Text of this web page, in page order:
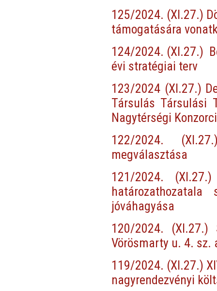
125/2024. (XI.27.)
támogatására
124/2024. (XI.27.)
évi stratégiai terv
123/2024 (XI.27.)
Társulás Társulási
Nagytérségi
122/2024.
megválasztása
121/2024.
jóváhagyása
120/2024. (XI.27.)
Vörösmarty u. 4.
119/2024. (XI.27.)
nagyrendezvényi